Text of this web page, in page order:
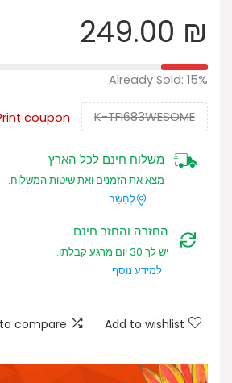
249.00 ₪
Already Sold: 15%
K-TFI683WESOME
coupon
משלוח חינם לכל הארץ
מצא את הזמנים ואת שיטות המשלוח.
לְחַשֵׁב
החזרה והחזר חינם
יש לך 30 יום מרגע קבלתו.
למידע נוסף
Add to wishlist
compare